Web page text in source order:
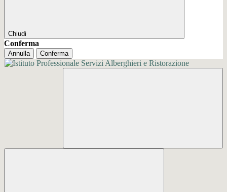
Chiudi
Conferma
Annulla Conferma